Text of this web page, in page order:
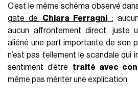
C’est le même schéma observé
gate de Chiara Ferragni :
aucun affrontement direct, juste
aliéné une part importante de son
n’est pas tellement le scandale qui
sentiment d’être traité avec
même pas mériter une explication.